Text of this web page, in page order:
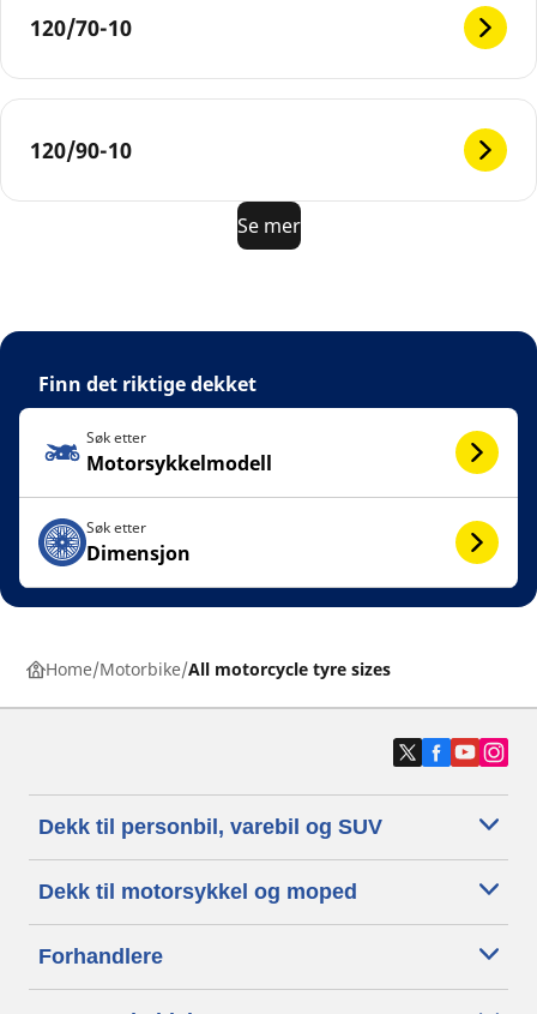
120/70-10
120/90-10
Se mer
Finn det riktige dekket
Søk etter
Motorsykkelmodell
Søk etter
Dimensjon
Home Motorbike All motorcycle tyre sizes
Dekk til personbil, varebil og SUV
Dekk til motorsykkel og moped
Forhandlere